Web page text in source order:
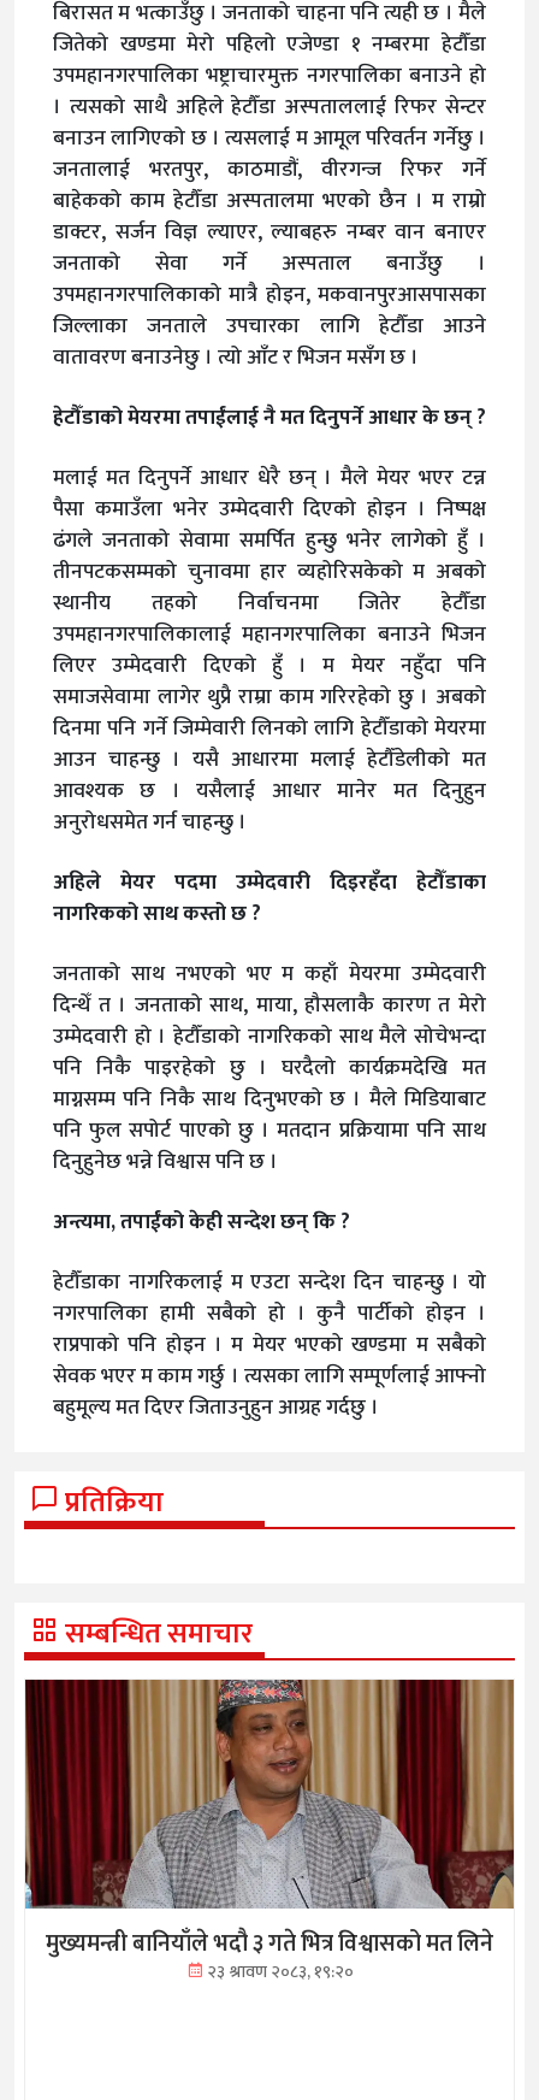
बिरासत म भत्काउँछु । जनताको चाहना पनि त्यही छ । मैले
जितेको खण्डमा मेरो पहिलो एजेण्डा १ नम्बरमा हेटौँडा
उपमहानगरपालिका भष्ट्राचारमुक्त नगरपालिका बनाउने हो
। त्यसको साथै अहिले हेटौँडा अस्पताललाई रिफर सेन्टर
बनाउन लागिएको छ । त्यसलाई म आमूल परिवर्तन गर्नेछु ।
जनतालाई भरतपुर, काठमाडौं, वीरगन्ज रिफर गर्ने
बाहेकको काम हेटौँडा अस्पतालमा भएको छैन । म राम्रो
डाक्टर, सर्जन विज्ञ ल्याएर, ल्याबहरु नम्बर वान बनाएर
जनताको सेवा गर्ने अस्पताल बनाउँछु ।
उपमहानगरपालिकाको मात्रै होइन, मकवानपुरआसपासका
जिल्लाका जनताले उपचारका लागि हेटौँडा आउने
वातावरण बनाउनेछु । त्यो आँट र भिजन मसँग छ । ​
हेटौँडाको मेयरमा तपाईं​लाई नै मत दिनुपर्ने आधार के छन् ?
मलाई मत दिनुपर्ने आधार धेरै छन् । मैले मेयर भएर टन्न
पैसा कमाउँला भनेर उम्मेदवारी दिएको होइन । निष्पक्ष
ढंगले जनताको सेवामा समर्पित हुन्छु भनेर लागेको हुँ ।
तीनपटकसम्मको चुनावमा हार व्यहोरिसकेको म अबको
स्थानीय तहको निर्वाचनमा जितेर हेटौँडा
उपमहानगरपालिकालाई महानगरपालिका बनाउने भिजन
लिएर उम्मेदवारी दिएको हुँ । म मेयर नहुँदा पनि
समाजसेवामा लागेर थुप्रै राम्रा काम गरिरहेको छु । अबको
दिनमा पनि गर्ने जिम्मेवारी लिनको लागि हेटौँडाको मेयरमा
आउन चाहन्छु । यसै आधारमा मलाई हेटौँडेलीको मत
आवश्यक छ । यसैलाई आधार मानेर मत दिनुहुन
अनुरोधसमेत गर्न चाहन्छु ।
अहिले मेयर पदमा उम्मेदवारी दिइरहँदा हेटौँडाका
नागरिकको साथ कस्तो छ ?
जनताको साथ नभएको भए म कहाँ मेयरमा उम्मेदवारी
दिन्थेँ त । जनताको साथ, माया, हौसलाकै कारण त मेरो
उम्मेदवारी हो । हेटौँडाको नागरिकको साथ मैले सोचेभन्दा
पनि निकै पाइरहेको छु । घरदैलो कार्यक्रमदेखि मत
माग्नसम्म पनि निकै साथ दिनुभएको छ । मैले मिडियाबाट
पनि फुल सपोर्ट पाएको छु । मतदान प्रक्रियामा पनि साथ
दिनुहुनेछ भन्ने विश्वास पनि छ ।
अन्त्यमा, तपाईंको केही सन्देश छन् कि ?
हेटौँडाका नागरिकलाई म एउटा सन्देश दिन चाहन्छु । यो
नगरपालिका हामी सबैको हो । कुनै पार्टीको होइन ।
राप्रपाको पनि होइन । म मेयर भएको खण्डमा म सबैको
सेवक भएर म काम गर्छु । त्यसका लागि सम्पूर्णलाई आफ्नो
बहुमूल्य मत दिएर जिताउनुहुन आग्रह गर्दछु ।
प्रतिक्रिया
सम्बन्धित समाचार
मुख्यमन्त्री बानियाँले भदौ ३ गते भित्र विश्वासको मत लिने
२३ श्रावण २०८३, १९:२०